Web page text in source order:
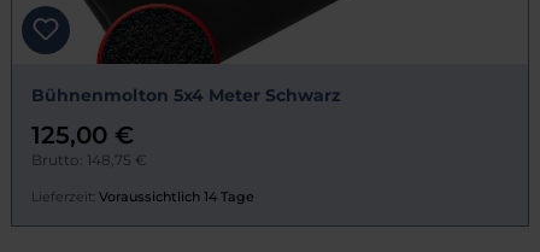
Bühnenmolton 5x4 Meter Schwarz
125,00 €
Brutto: 148,75 €
Lieferzeit: Voraussichtlich 14 Tage